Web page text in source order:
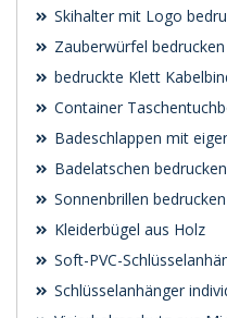
Skihalter mit Logo
Zauberwürfel
bedruckte Klett
Container
Badeschlappen mit
Badelatschen bedrucken
Sonnenbrillen bedrucken
Kleiderbügel aus Holz
Soft-PVC-
Schlüsselanhänger